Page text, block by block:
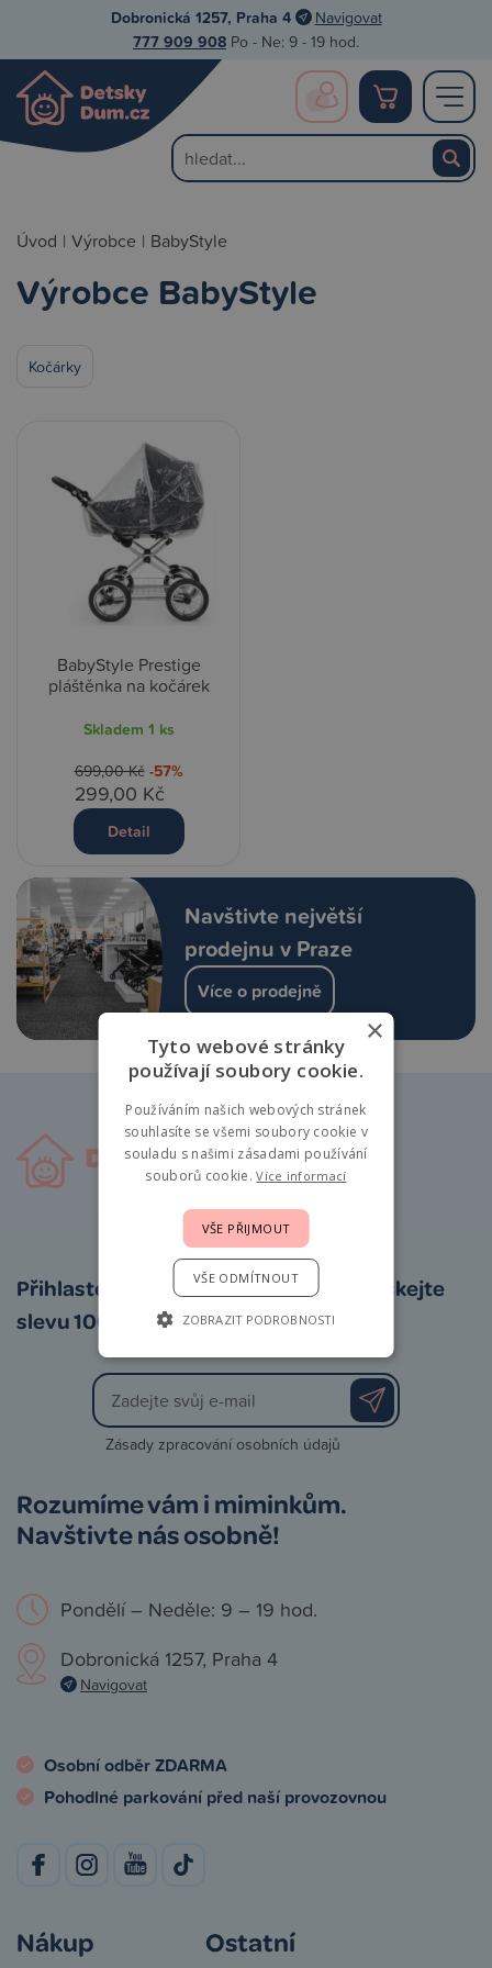
Dobronická 1257, Praha 4 Navigovat
777 909 908 Po - Ne: 9 - 19 hod.
Úvod | Výrobce | BabyStyle
Výrobce BabyStyle
Kočárky
Navštivte největší
prodejnu v Praze
Více o prodejně
BabyStyle Prestige
pláštěnka na kočárek
Skladem 1 ks
699,00 Kč -57%
299,00 Kč
Detail
Přihlaste se k odběru newsletteru a získejte
slevu 100 Kč na první nákup
Zásady zpracování osobních údajů
Rozumíme vám i miminkům.
Navštivte nás osobně!
Pondělí – Neděle: 9 – 19 hod.
Dobronická 1257, Praha 4
Navigovat
Osobní odběr ZDARMA
Pohodlné parkování před naší provozovnou
Nákup Ostatní
×
Tyto webové stránky
používají soubory cookie.
Používáním našich webových stránek
souhlasíte se všemi soubory cookie v
souladu s našimi zásadami používání
souborů cookie.Více informací
VŠE PŘIJMOUT
VŠE ODMÍTNOUT
ZOBRAZIT PODROBNOSTI